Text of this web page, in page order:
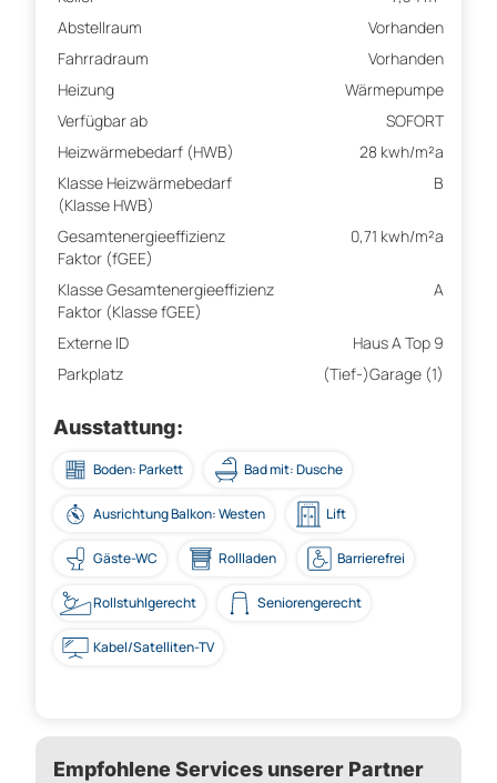
Abstellraum
Vorhanden
Fahrradraum
Vorhanden
Heizung
Wärmepumpe
Verfügbar ab
SOFORT
Heizwärmebedarf (HWB)
28 kwh/m²a
Klasse Heizwärmebedarf
(Klasse HWB)
B
Gesamtenergieeffizienz
Faktor (fGEE)
0,71 kwh/m²a
Klasse Gesamtenergieeffizienz
Faktor (Klasse fGEE)
A
Externe ID
Haus A Top 9
Parkplatz
(Tief-)Garage (1)
Ausstattung:
Boden: Parkett Bad mit: Dusche
Ausrichtung Balkon: Westen Lift
Gäste-WC Rollladen Barrierefrei
Rollstuhlgerecht Seniorengerecht
Kabel/Satelliten-TV
Empfohlene Services unserer Partner